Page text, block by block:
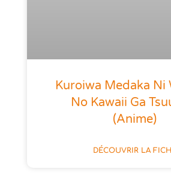
Kuroiwa Medaka Ni
No Kawaii Ga
(anime)
DÉCOUVRIR LA